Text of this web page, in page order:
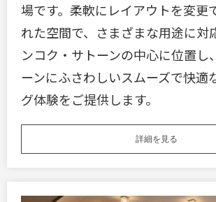
場です。柔軟にレイアウトを変更
れた空間で、さまざまな用途に対
ンコク・サトーンの中心に位置し
ーンにふさわしいスムーズで快適
グ体験をご提供します。
詳細を見る